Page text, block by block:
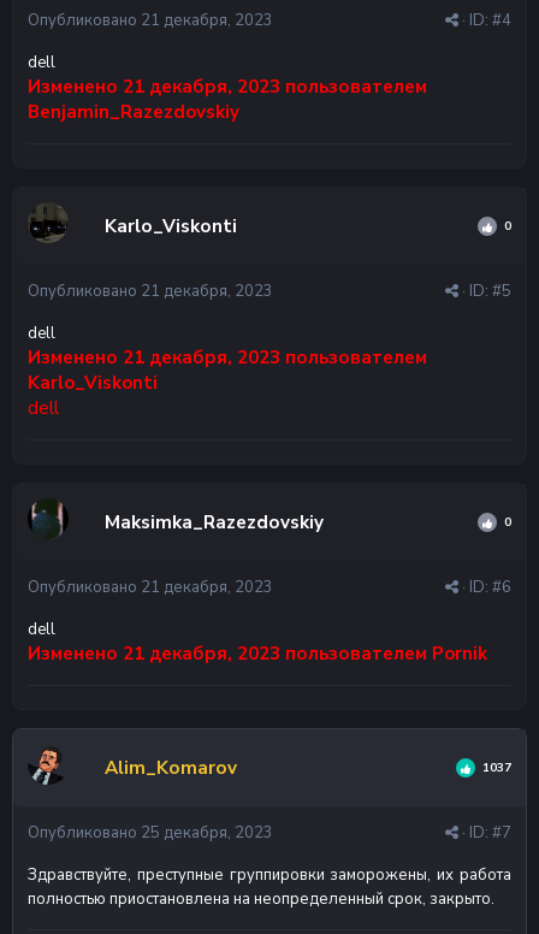
· ID: #4
Опубликовано 21 декабря, 2023
dell
Изменено 21 декабря, 2023 пользователем
Benjamin_Razezdovskiy
Karlo_Viskonti 0
· ID: #5
Опубликовано 21 декабря, 2023
dell
Изменено 21 декабря, 2023 пользователем
Karlo_Viskonti
dell
Maksimka_Razezdovskiy 0
· ID: #6
Опубликовано 21 декабря, 2023
dell
Изменено 21 декабря, 2023 пользователем Pornik
Alim_Komarov 1037
· ID: #7
Опубликовано 25 декабря, 2023
Здравствуйте, преступные группировки заморожены, их работа
полностью приостановлена на неопределенный срок, закрыто.